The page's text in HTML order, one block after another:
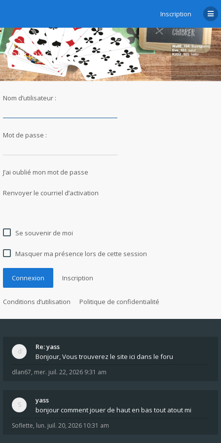
Inscription
Connexion
Nom d’utilisateur :
Mot de passe :
J’ai oublié mon mot de passe
Renvoyer le courriel d’activation
Se souvenir de moi
Masquer ma présence lors de cette session
Connexion Inscription
Conditions d’utilisation Politique de confidentialité
Re: yass
Bonjour, Vous trouverez le site ici dans le foru
dlan67, mer. juil. 22, 2026 9:31 am
yass
bonjour comment jouer de haut en bas tout atout mi
Soflette, lun. juil. 20, 2026 10:31 am